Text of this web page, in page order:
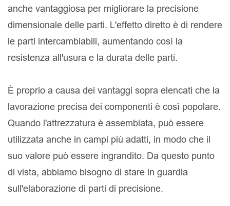
anche vantaggiosa per migliorare la precisione
dimensionale delle parti. L'effetto diretto è di rendere
le parti intercambiabili, aumentando così la
resistenza all'usura e la durata delle parti.
È proprio a causa dei vantaggi sopra elencati che la
lavorazione precisa dei componenti è così popolare.
Quando l'attrezzatura è assemblata, può essere
utilizzata anche in campi più adatti, in modo che il
suo valore può essere ingrandito. Da questo punto
di vista, abbiamo bisogno di stare in guardia
sull'elaborazione di parti di precisione.